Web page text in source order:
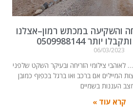
והשקיעה במכתש רמון–אצלנו
יותר 0509988144
06/03/2023
צילומי הזריחה ובעיקר השקט שלפני
המיילים אם ברכב ואו ברגל בכפוף כמובן
העננות בשמיים
קרא עוד »